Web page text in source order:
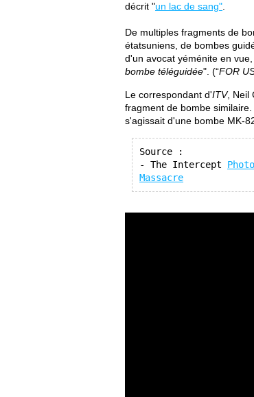
décrit "un lac de sang"
De multiples fragments de
étatsuniens, de bombes
d'un avocat yéménite en
bombe téléguidée". (“FOR
Le correspondant d'ITV, Neil
fragment de bombe
s'agissait d'une bombe MK-
Source :
- The Intercept
Massacre